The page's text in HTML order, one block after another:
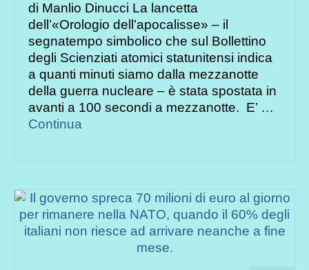
di Manlio Dinucci La lancetta
dell’«Orologio dell’apocalisse» – il
segnatempo simbolico che sul Bollettino
degli Scienziati atomici statunitensi indica
a quanti minuti siamo dalla mezzanotte
della guerra nucleare – è stata spostata in
avanti a 100 secondi a mezzanotte. E’ …
Continua